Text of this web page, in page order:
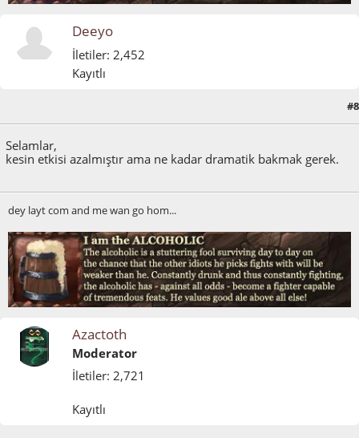
Deeyo
İletiler: 2,452
Kayıtlı
#8
Selamlar,
kesin etkisi azalmıştır ama ne kadar dramatik bakmak gerek.
dey layt com and me wan go hom...
Azactoth
Moderator
İletiler: 2,721
Kayıtlı